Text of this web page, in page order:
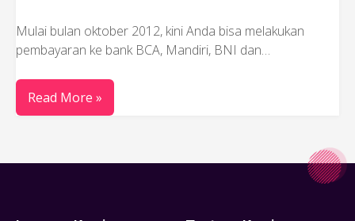
Mulai bulan oktober 2012, kini Anda bisa melakukan
pembayaran ke bank BCA, Mandiri, BNI dan…
Read More »